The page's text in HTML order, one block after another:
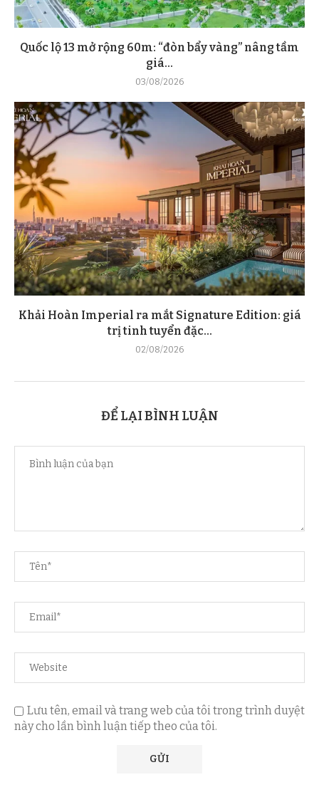
Quốc lộ 13 mở rộng 60m: “đòn bẩy vàng” nâng tầm
giá...
03/08/2026
Khải Hoàn Imperial ra mắt Signature Edition: giá
trị tinh tuyển đặc...
02/08/2026
ĐỂ LẠI BÌNH LUẬN
Lưu tên, email và trang web của tôi trong trình duyệt
này cho lần bình luận tiếp theo của tôi.